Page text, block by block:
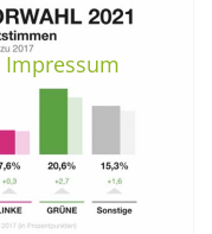
Impressum